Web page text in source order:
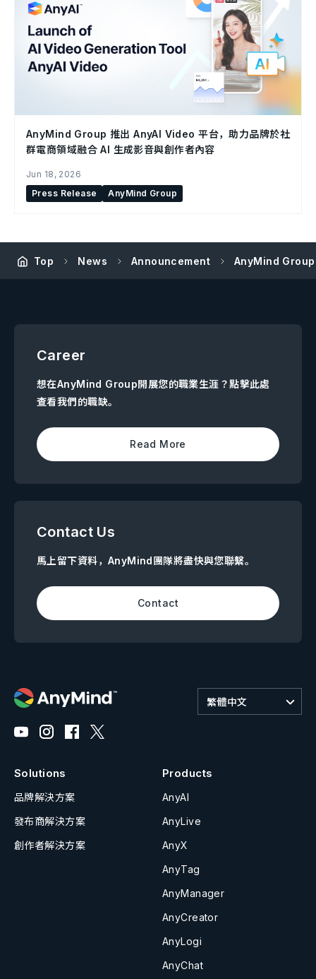
AnyMind Group 推出 AnyAI Video 平台，助力品牌於社
群電商領域融合 AI 生成影音與創作者內容
Jun 18, 2026
Press Release
AnyMind Group
Top News Announcement AnyMind Group
Career
想在AnyMind Group開展您的職業生涯？點擊此處
查看我們的職缺。
Read More
Contact Us
馬上留下資料，AnyMind團隊將盡快與您聯繫。
Contact
繁體中文
Solutions
品牌解決方案
發布商解決方案
創作者解決方案
Products
AnyAI
AnyLive
AnyX
AnyTag
AnyManager
AnyCreator
AnyLogi
AnyChat